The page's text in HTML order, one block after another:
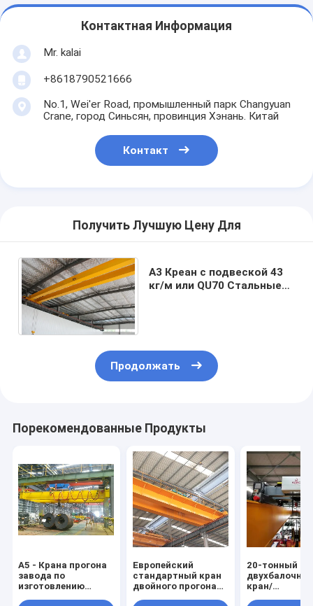
Контактная Информация
Mr. kalai
+8618790521666
No.1, Wei'er Road, промышленный парк Changyuan
Crane, город Синьсян, провинция Хэнань. Китай
Контакт
Получить Лучшую Цену Для
А3 Креан с подвеской 43
кг/м или QU70 Стальные
Продолжать
Порекомендованные Продукты
A5 - Крана прогона
завода по
изготовлению
Европейский
стандартный кран
двойного прогона
20-тонный
кран/